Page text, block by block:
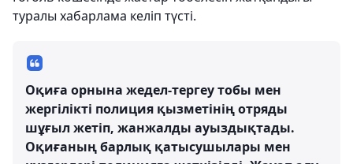
туралы хабарлама келіп түсті.
Оқиға орнына жедел-тергеу тобы мен
жергілікті полиция қызметінің отряды
шұғыл жетіп, жанжалды ауыздықтады.
Оқиғаның барлық қатысушылары мен